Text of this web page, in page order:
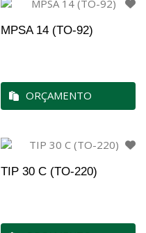
MPSA 14 (TO-92)
ORÇAMENTO
TIP 30 C (TO-220)